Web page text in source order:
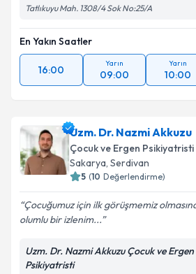
Tatlıkuyu Mah. 1308/4 Sok No:25/A
En Yakın Saatler
16:00
Yarın
09:00
Yarın
10:00
Uzm. Dr. Nazmi Akkuzu
Çocuk ve Ergen Psikiyatristi
Sakarya, Serdivan
5 (10 Değerlendirme)
Çocuğumuz için ilk görüşmemiz
olumlu bir izlenim...
Uzm. Dr. Nazmi Akkuzu Çocuk ve Ergen
Psikiyatristi